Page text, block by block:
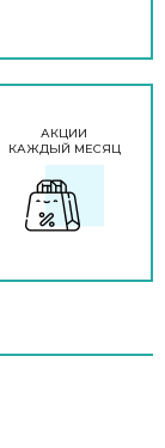
АКЦИИ
КАЖДЫЙ МЕСЯЦ